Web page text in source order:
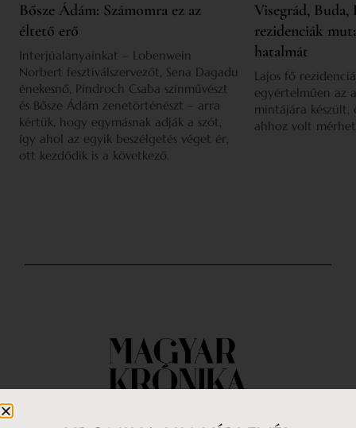
Bősze Ádám: Számomra ez az
éltető erő
Interjúalanyainkat – Lobenwein
Norbert fesztiválszervezőt, Sena Dagadu
énekesnő, Pindroch Csaba színművészt
és Bősze Ádám zenetörténészt – arra
kértük, hogy egymásnak adják a szót,
így ahol az egyik beszélgetés véget ér,
ott kezdődik is a következő.
Visegrád,
rezidenciák
hatalmát
Lajos fő
egyértelműen az
mintájára készült,
ahhoz volt